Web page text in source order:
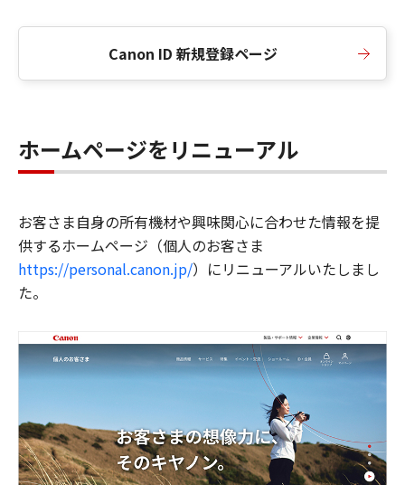
Canon ID 新規登録ページ
ホームページをリニューアル
お客さま自身の所有機材や興味関心に合わせた情報を提
供するホームページ（個人のお客さま
https://personal.canon.jp/）にリニューアルいたしまし
た。